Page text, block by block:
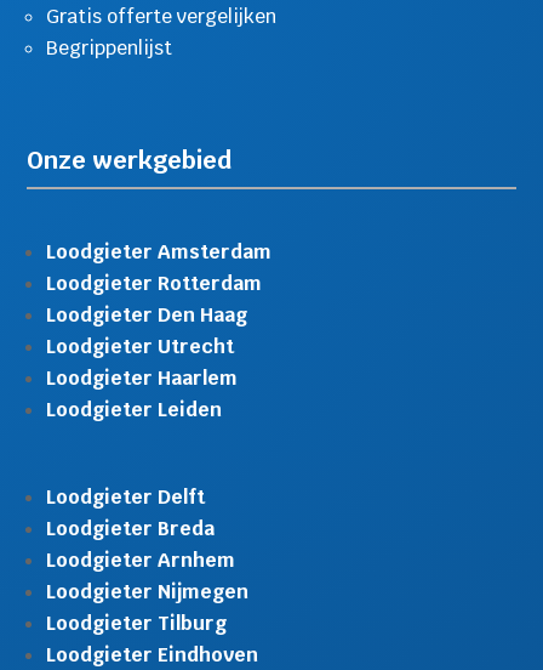
Gratis offerte vergelijken
Begrippenlijst
Onze werkgebied
Loodgieter Amsterdam
Loodgieter Rotterdam
Loodgieter Den Haag
Loodgieter Utrecht
Loodgieter Haarlem
Loodgieter Leiden
Loodgieter Delft
Loodgieter Breda
Loodgieter Arnhem
Loodgieter Nijmegen
Loodgieter Tilburg
Loodgieter Eindhoven